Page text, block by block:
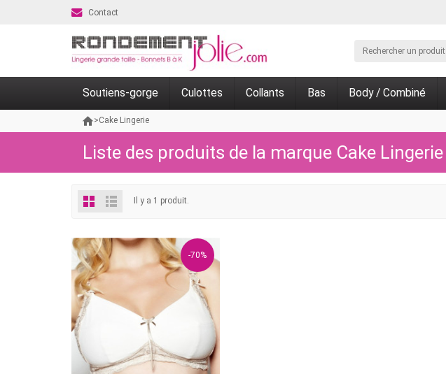
Contact
Soutiens-gorge Culottes Collants Bas Body / Combiné
>Cake Lingerie
Liste des produits de la marque Cake Lingerie
Il y a 1 produit.
-70%